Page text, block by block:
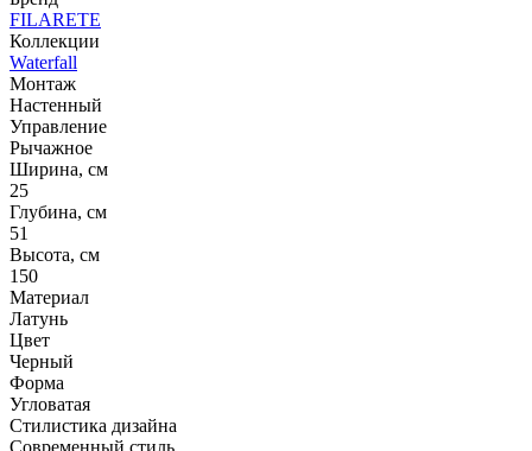
FILARETE
Коллекции
Waterfall
Монтаж
Настенный
Управление
Рычажное
Ширина, см
25
Глубина, см
51
Высота, см
150
Материал
Латунь
Цвет
Черный
Форма
Угловатая
Стилистика дизайна